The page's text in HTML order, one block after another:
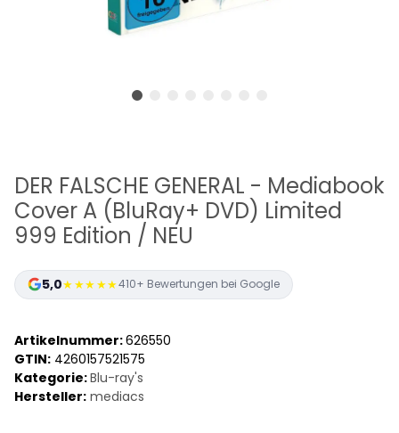
DER FALSCHE GENERAL - Mediabook
Cover A (BluRay+ DVD) Limited
999 Edition / NEU
5,0★★★★★410+ Bewertungen bei Google
Artikelnummer:626550
GTIN: 4260157521575
Kategorie:Blu-ray's
Hersteller: mediacs